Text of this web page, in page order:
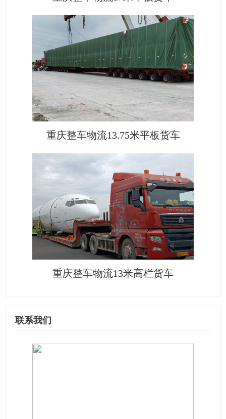
重庆整车物流13.75米平板货车
重庆整车物流13米高栏货车
联系我们